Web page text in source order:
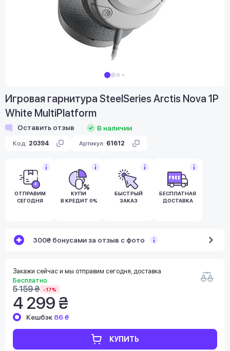
Игровая гарнитура SteelSeries Arctis Nova 1P
White MultiPlatform
Оставить отзыв В наличии
Код: 20394 Артикул: 61612
ОТПРАВИМ
СЕГОДНЯ
КУПИ
В КРЕДИТ 0%
БЫСТРЫЙ
ЗАКАЗ
БЕСПЛАТНАЯ
ДОСТАВКА
300₴ бонусами за отзыв с фото
Закажи сейчас и мы отправим сегодня, доставка
Бесплатно
5 159 ₴ -17%
4 299 ₴
КУПИТЬ
Кешбэк 86 ₴